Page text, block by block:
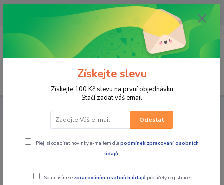
OPAVA 733537099/HLUČÍN
734541648/OLOMOUC 734593593
0,00 CZK
MOTOCYKLY 300CL-X Ochranná mřížka chladiče
300CL-X Ochranná mřížka chladiče
Získejte slevu
Získejte 100 Kč slevu na první objednávku
Stačí zadat váš email
Odeslat
Přeji si odebírat novinky e-mailem dlepodmínek zpracování osobních
údajů.
Souhlasím se zpracováním osobních údajů pro účely registrace.